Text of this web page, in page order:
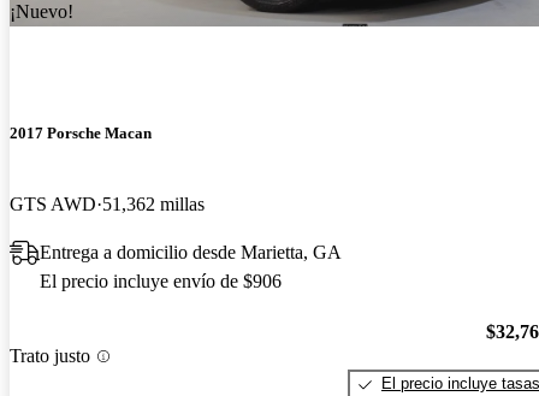
¡Nuevo!
2017 Porsche Macan
GTS AWD 51,362 millas
Entrega a domicilio desde Marietta, GA
El precio incluye envío de $906
Trato justo
El precio incluye tasas